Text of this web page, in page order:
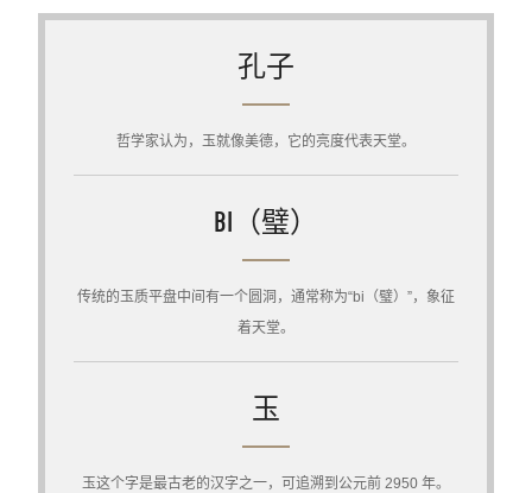
孔子
哲学家认为，玉就像美德，它的亮度代表天堂。
BI（璧）
传统的玉质平盘中间有一个圆洞，通常称为“bi（璧）”，象征
着天堂。
玉
玉这个字是最古老的汉字之一，可追溯到公元前 2950 年。